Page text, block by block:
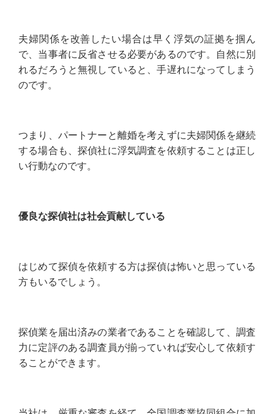
夫婦関係を改善したい場合は早く浮気の証拠を掴ん
で、当事者に反省させる必要があるのです。自然に別
れるだろうと無視していると、手遅れになってしまう
のです。
つまり、パートナーと離婚を考えずに夫婦関係を継続
する場合も、探偵社に浮気調査を依頼することは正し
い行動なのです。
優良な探偵社は社会貢献している
はじめて探偵を依頼する方は探偵は怖いと思っている
方もいるでしょう。
探偵業を届出済みの業者であることを確認して、調査
力に定評のある調査員が揃っていれば安心して依頼す
ることができます。